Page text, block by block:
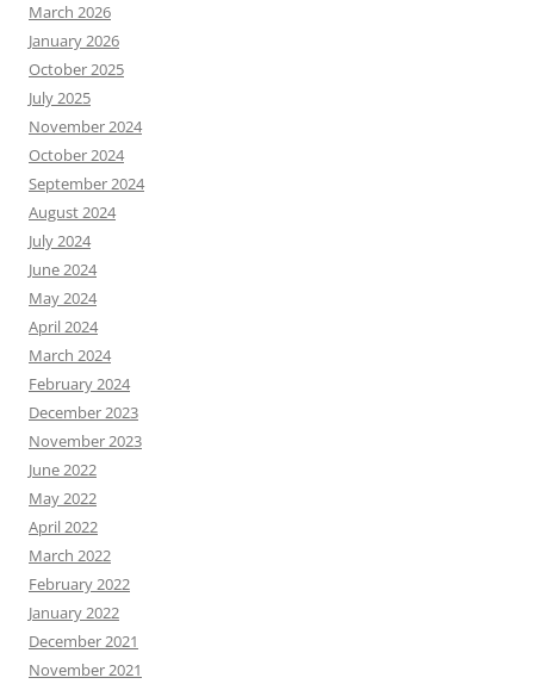
March 2026
January 2026
October 2025
July 2025
November 2024
October 2024
September 2024
August 2024
July 2024
June 2024
May 2024
April 2024
March 2024
February 2024
December 2023
November 2023
June 2022
May 2022
April 2022
March 2022
February 2022
January 2022
December 2021
November 2021